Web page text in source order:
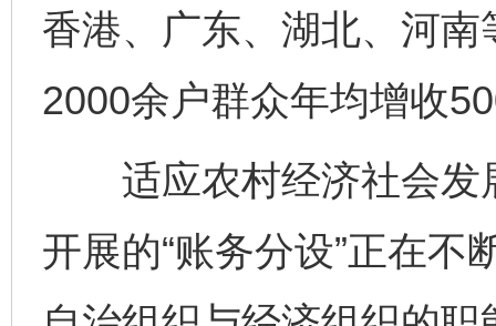
香港、广东、湖北、河
2000余户群众年均增收
适应农村经济社会发
开展的“账务分设”正在